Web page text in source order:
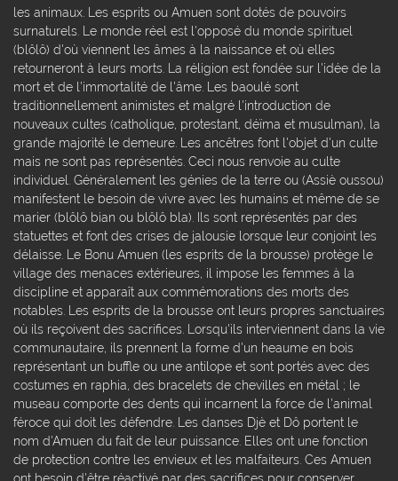
les animaux. Les esprits ou Amuen sont dotés de pouvoirs
surnaturels. Le monde réel est l'opposé du monde spirituel
(blôlô) d'où viennent les âmes à la naissance et où elles
retourneront à leurs morts. La réligion est fondée sur l'idée de la
mort et de l'immortalité de l'âme. Les baoulé sont
traditionnellement animistes et malgré l'introduction de
nouveaux cultes (catholique, protestant, déïma et musulman), la
grande majorité le demeure. Les ancêtres font l'objet d'un culte
mais ne sont pas représentés. Ceci nous renvoie au culte
individuel. Généralement les génies de la terre ou (Assiè oussou)
manifestent le besoin de vivre avec les humains et même de se
marier (blôlô bian ou blôlô bla). Ils sont représentés par des
statuettes et font des crises de jalousie lorsque leur conjoint les
délaisse. Le Bonu Amuen (les esprits de la brousse) protège le
village des menaces extérieures, il impose les femmes à la
discipline et apparaît aux commémorations des morts des
notables. Les esprits de la brousse ont leurs propres sanctuaires
où ils reçoivent des sacrifices. Lorsqu'ils interviennent dans la vie
communautaire, ils prennent la forme d'un heaume en bois
représentant un buffle ou une antilope et sont portés avec des
costumes en raphia, des bracelets de chevilles en métal ; le
museau comporte des dents qui incarnent la force de l'animal
féroce qui doit les défendre. Les danses Djè et Dô portent le
nom d'Amuen du fait de leur puissance. Elles ont une fonction
de protection contre les envieux et les malfaiteurs. Ces Amuen
ont besoin d'être réactivé par des sacrifices pour conserver